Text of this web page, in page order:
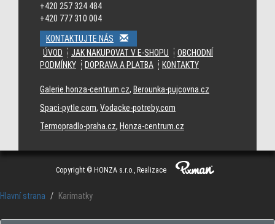
+420 257 324 484
+420 777 310 004
KONTAKTUJTE NÁS
ÚVOD
JAK NAKUPOVAT V E-SHOPU
OBCHODNÍ
PODMÍNKY
DOPRAVA A PLATBA KONTAKTY
Galerie.honza-centrum.cz, Berounka-pujcovna.cz
Spaci-pytle.com, Vodacke-potreby.com
Termopradlo-praha.cz, Honza-centrum.cz
Copyright © HONZA s.r.o., Realizace
Hlavní strana Karimatky